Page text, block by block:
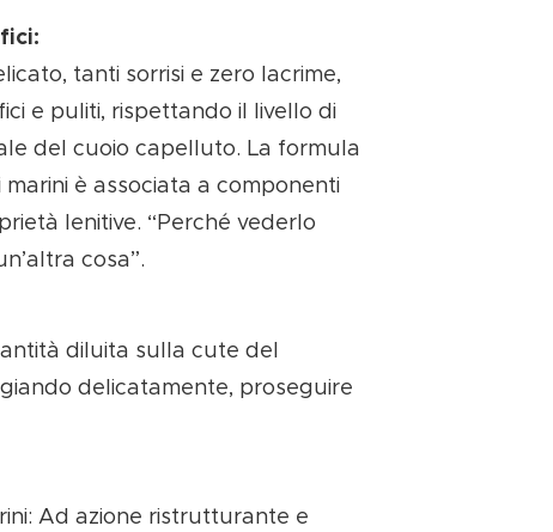
tanti sorrisi e zero lacrime,
e puliti, rispettando il livello di
del cuoio capelluto. La formula
è associata a componenti
lenitive. “Perché vederlo
cosa”.
diluita sulla cute del
delicatamente, proseguire
Ad azione ristrutturante e